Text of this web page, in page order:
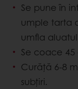
Se pune în
umple tarta
umfla
Se coace 45
Curăță 6-8
subțiri.